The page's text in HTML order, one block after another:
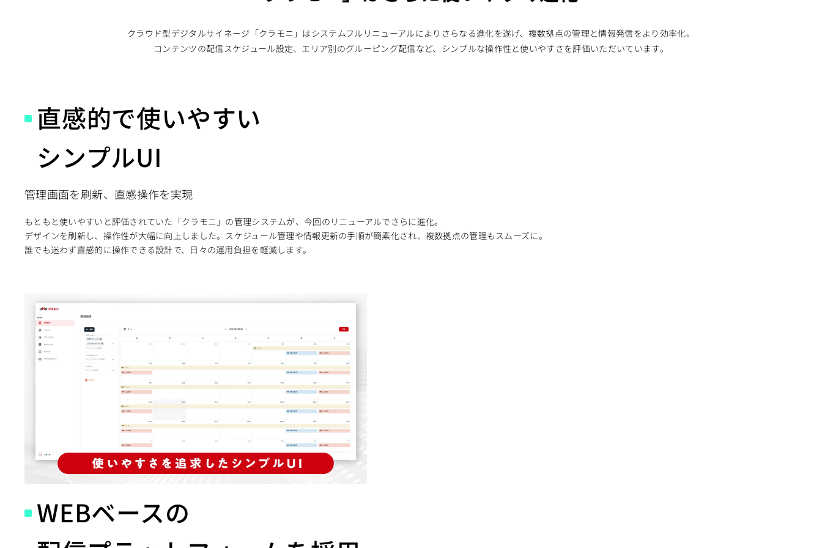
クラウド型デジタルサイネージ「クラモニ」はシステムフルリニューアルによりさらなる進化を遂げ、複数拠点の管理と情報発信をより効率化。
コンテンツの配信スケジュール設定、エリア別のグルーピング配信など、シンプルな操作性と使いやすさを評価いただいています。
直感的で使いやすい
シンプルUI
管理画面を刷新、直感操作を実現
もともと使いやすいと評価されていた「クラモニ」の管理システムが、今回のリニューアルでさらに進化。
デザインを刷新し、操作性が大幅に向上しました。スケジュール管理や情報更新の手順が簡素化され、複数拠点の管理もスムーズに。
誰でも迷わず直感的に操作できる設計で、日々の運用負担を軽減します。
WEBベースの